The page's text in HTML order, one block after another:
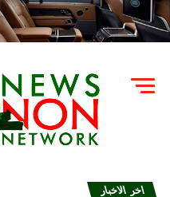
اخر الاخبار